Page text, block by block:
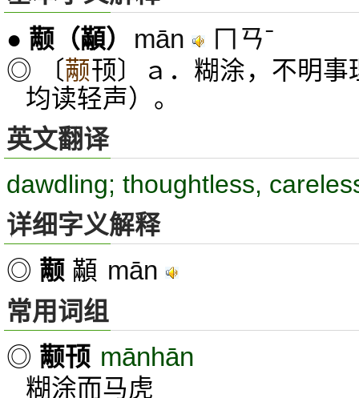
● 颟 （顢） mān ㄇㄢˉ
◎ 〔颟顸〕ａ．糊涂，不明事
均读轻声）。
英文翻译
dawdling; thoughtless,
详细字义解释
◎ 颟 顢 mān
常用词组
◎ 颟顸 mānhān
糊涂而马虎